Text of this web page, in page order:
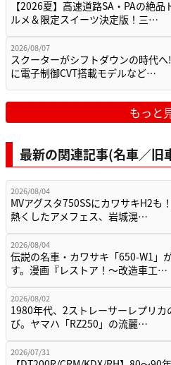
【2026夏】高速道路SA・PAの絶品
ルメ＆限定スイーツ決定版！三…
2026/08/07
スクーターがシフトダウンの時代
に電子制御CVT搭載モデルなど…
もっと
最新の関連記事(名車／旧
2026/08/04
MVアグスタ750SSにカワサキH2も
熱くしたアメフェス、岩城滉…
2026/08/04
伝説の名車・カワサキ「650-W1」
す。漫画『レストア！～改造車工…
2026/08/02
1980年代、2ストレーサーレプリカ
び。ヤマハ「RZ250」の流麗…
2026/07/31